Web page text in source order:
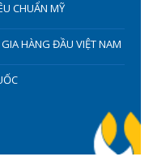
CHUẨN MỸ
HÀNG ĐẦU VIỆT NAM